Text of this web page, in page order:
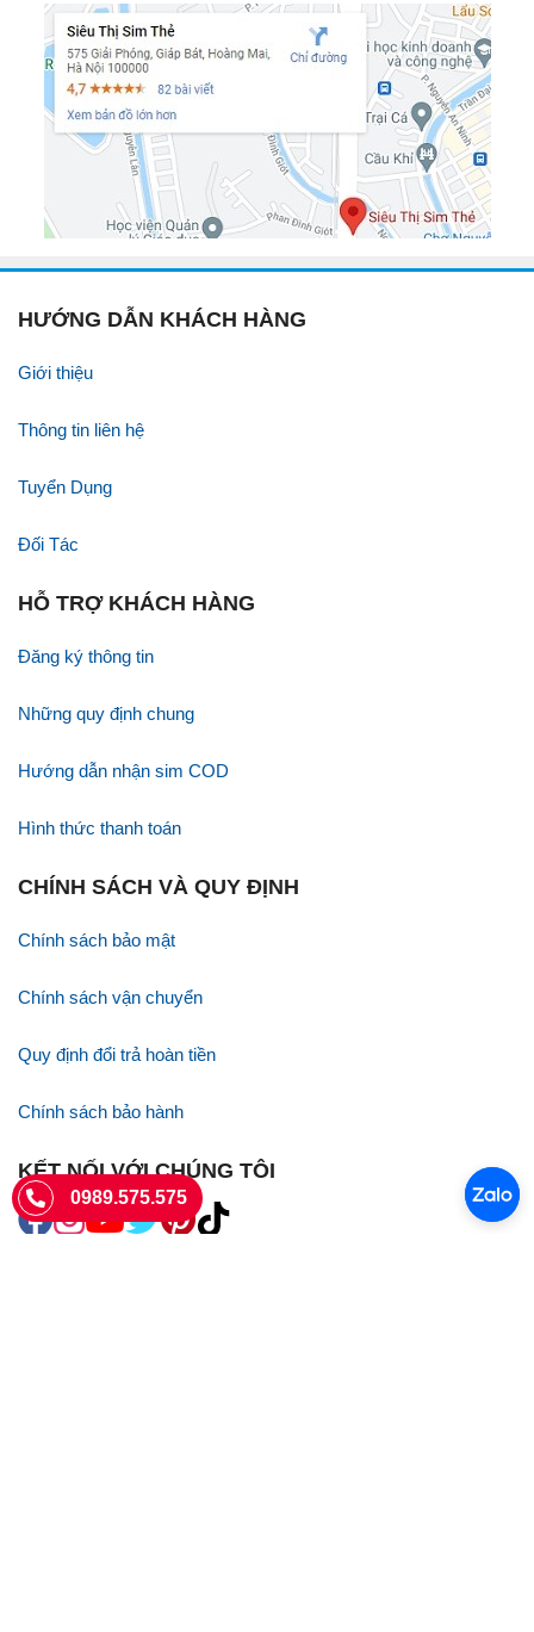
HƯỚNG DẪN KHÁCH HÀNG
Giới thiệu
Thông tin liên hệ
Tuyển Dụng
Đối Tác
HỖ TRỢ KHÁCH HÀNG
Đăng ký thông tin
Những quy định chung
Hướng dẫn nhận sim COD
Hình thức thanh toán
CHÍNH SÁCH VÀ QUY ĐỊNH
Chính sách bảo mật
Chính sách vận chuyển
Quy định đổi trả hoàn tiền
Chính sách bảo hành
KẾT NỐI VỚI CHÚNG TÔI
0989.575.575